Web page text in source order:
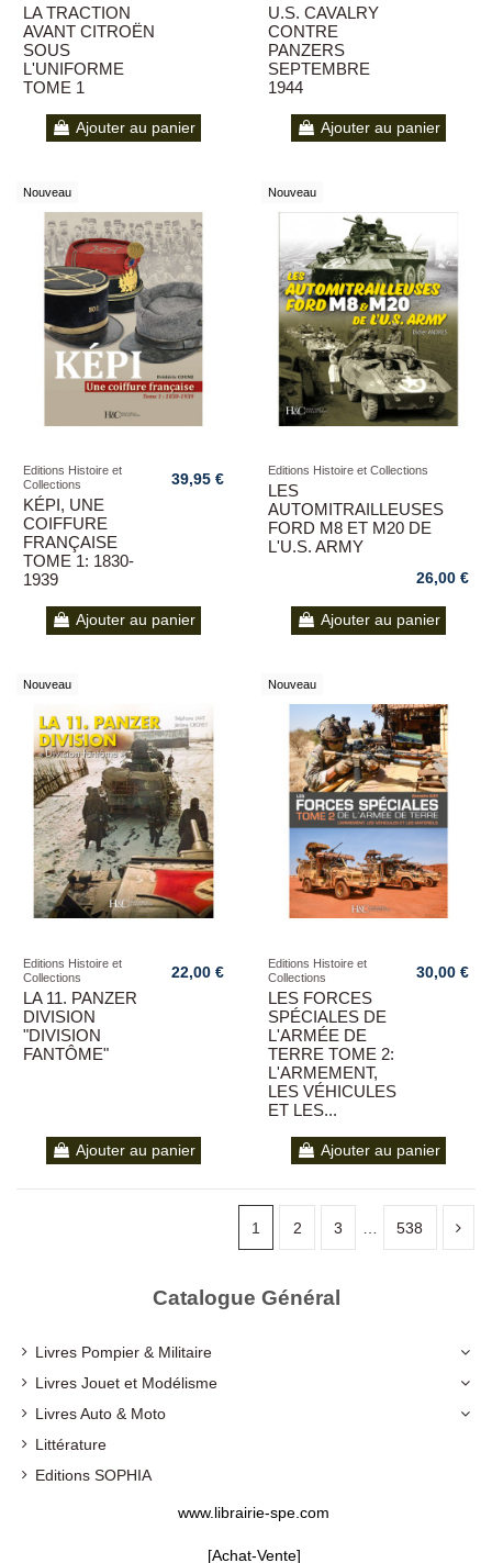
LA TRACTION
AVANT CITROËN
SOUS
L'UNIFORME
TOME 1
Ajouter au panier
U.S. CAVALRY
CONTRE
PANZERS
SEPTEMBRE
1944
Ajouter au panier
Nouveau
Editions Histoire et
Collections
KÉPI, UNE
COIFFURE
FRANÇAISE
TOME 1: 1830-
1939
39,95 €
Ajouter au panier
Nouveau
Editions Histoire et Collections
LES
AUTOMITRAILLEUSES
FORD M8 ET M20 DE
L'U.S. ARMY
26,00 €
Ajouter au panier
Nouveau
Editions Histoire et
Collections
LA 11. PANZER
DIVISION
"DIVISION
FANTÔME"
22,00 €
Ajouter au panier
Nouveau
Editions Histoire et
Collections
LES FORCES
SPÉCIALES DE
L'ARMÉE DE
TERRE TOME 2:
L'ARMEMENT,
LES VÉHICULES
ET LES...
30,00 €
Ajouter au panier
1 2 3 538
Catalogue Général
Livres Pompier & Militaire
Livres Jouet et Modélisme
Livres Auto & Moto
Littérature
Editions SOPHIA
Editions Maurice LOUCHEwww.librairie-spe.com
[Achat-Vente]